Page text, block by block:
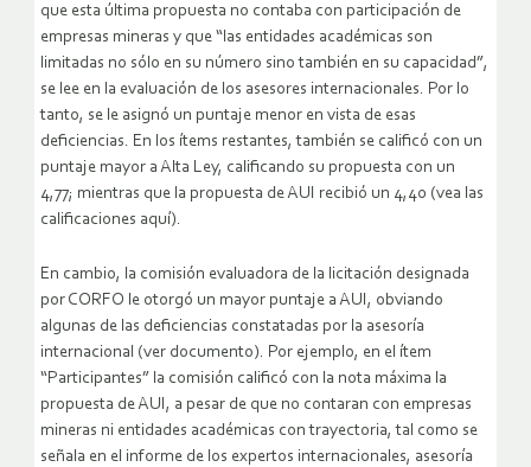
que esta última propuesta no contaba con participación de
empresas mineras y que “las entidades académicas son
limitadas no sólo en su número sino también en su capacidad”,
se lee en la evaluación de los asesores internacionales. Por lo
tanto, se le asignó un puntaje menor en vista de esas
deficiencias. En los ítems restantes, también se calificó con un
puntaje mayor a Alta Ley, calificando su propuesta con un
4,77; mientras que la propuesta de AUI recibió un 4,40 (vea las
calificaciones aquí).
En cambio, la comisión evaluadora de la licitación designada
por CORFO le otorgó un mayor puntaje a AUI, obviando
algunas de las deficiencias constatadas por la asesoría
internacional (ver documento). Por ejemplo, en el ítem
“Participantes” la comisión calificó con la nota máxima la
propuesta de AUI, a pesar de que no contaran con empresas
mineras ni entidades académicas con trayectoria, tal como se
señala en el informe de los expertos internacionales, asesoría